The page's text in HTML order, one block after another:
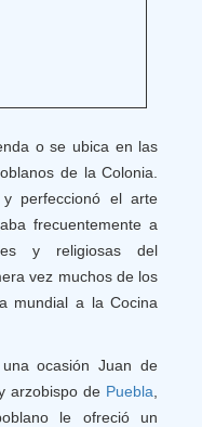
o se ubica en las
de la Colonia.
perfeccionó el arte
frecuentemente a
y religiosas del
vez muchos de los
mundial a la Cocina
ocasión Juan de
arzobispo de Puebla
le ofreció un